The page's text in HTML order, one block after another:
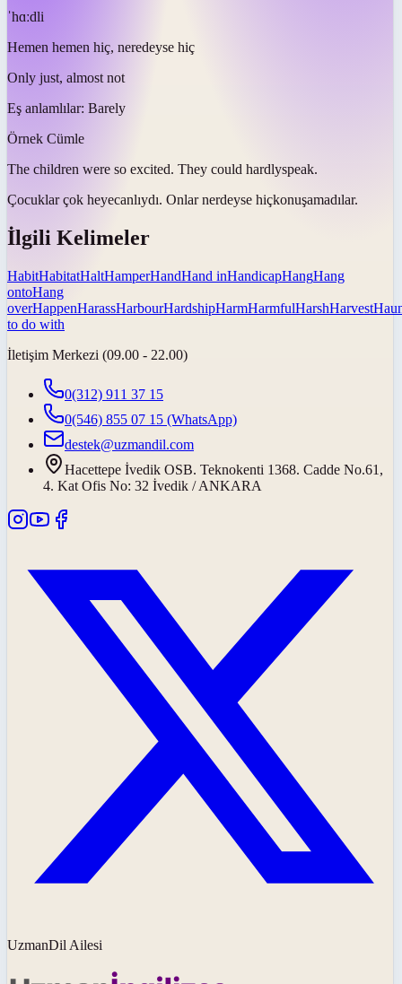
ˈhɑːdli
Hemen hemen hiç, neredeyse hiç
Only just, almost not
Eş anlamlılar: Barely
Örnek Cümle
The children were so excited. They could hardlyspeak.
Çocuklar çok heyecanlıydı. Onlar nerdeyse hiçkonuşamadılar.
İlgili Kelimeler
HabitHabitatHaltHamperHandHand inHandicapHangHang
ontoHang
overHappenHarassHarbourHardshipHarmHarmfulHarshHarvest
to do with
İletişim Merkezi (09.00 - 22.00)
0(312) 911 37 15
0(546) 855 07 15 (WhatsApp)
destek@uzmandil.com
Hacettepe İvedik OSB. Teknokenti 1368. Cadde No.61,
4. Kat Ofis No: 32 İvedik / ANKARA
UzmanDil Ailesi